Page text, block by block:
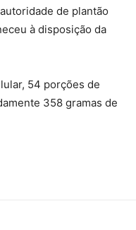
de plantão
à disposição da
54 porções de
358 gramas de